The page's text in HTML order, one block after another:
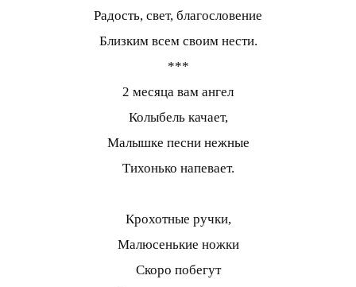
Радость, свет, благословение
Близким всем своим нести.
***
2 месяца вам ангел
Колыбель качает,
Малышке песни нежные
Тихонько напевает.
Крохотные ручки,
Малюсенькие ножки
Скоро побегут